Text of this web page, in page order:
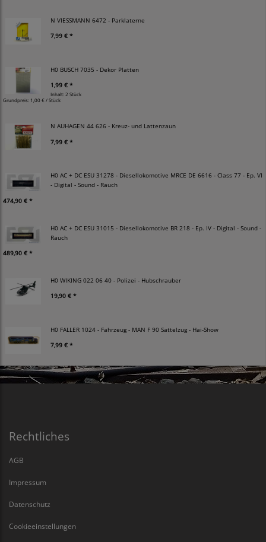
N VIESSMANN 6472 - Parklaterne
7,99 € *
H0 BUSCH 7035 - Dekor Platten
1,99 € *
Inhalt: 2 Stück
Grundpreis: 1,00 € / Stück
N AUHAGEN 44 626 - Kreuz- und Lattenzaun
7,99 € *
H0 AC + DC ESU 31278 - Diesellokomotive MRCE DE 6616 - Class 77 - Ep. VI
- Digital - Sound - Rauch
474,90 € *
H0 AC + DC ESU 31015 - Diesellokomotive BR 218 - Ep. IV - Digital - Sound -
Rauch
489,90 € *
H0 WIKING 022 06 40 - Polizei - Hubschrauber
19,90 € *
H0 FALLER 1024 - Fahrzeug - MAN F 90 Sattelzug - Hai-Show
7,99 € *
Rechtliches
AGB
Impressum
Datenschutz
Cookieeinstellungen